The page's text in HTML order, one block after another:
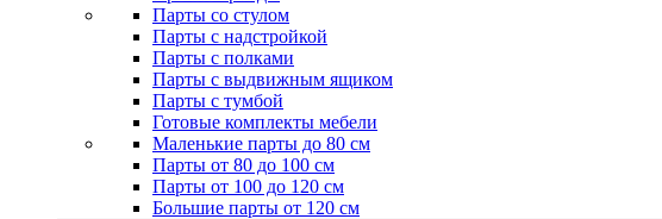
Парты со стулом
Парты с надстройкой
Парты с полками
Парты с выдвижным ящиком
Парты с тумбой
Готовые комплекты мебели
Маленькие парты до 80 см
Парты от 80 до 100 см
Парты от 100 до 120 см
Большие парты от 120 см